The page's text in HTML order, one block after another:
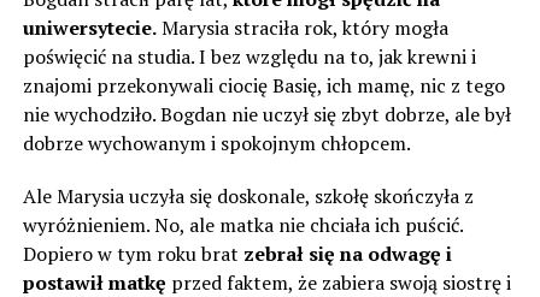
uniwersytecie.Marysia straciła rok, który mogła
poświęcić na studia. I bez względu na to, jak krewni i
znajomi przekonywali ciocię Basię, ich mamę, nic z tego
nie wychodziło. Bogdan nie uczył się zbyt dobrze, ale był
dobrze wychowanym i spokojnym chłopcem.
Ale Marysia uczyła się doskonale, szkołę skończyła z
wyróżnieniem. No, ale matka nie chciała ich puścić.
Dopiero w tym roku brat zebrał się na odwagę i
postawił matkę przed faktem, że zabiera swoją siostrę i